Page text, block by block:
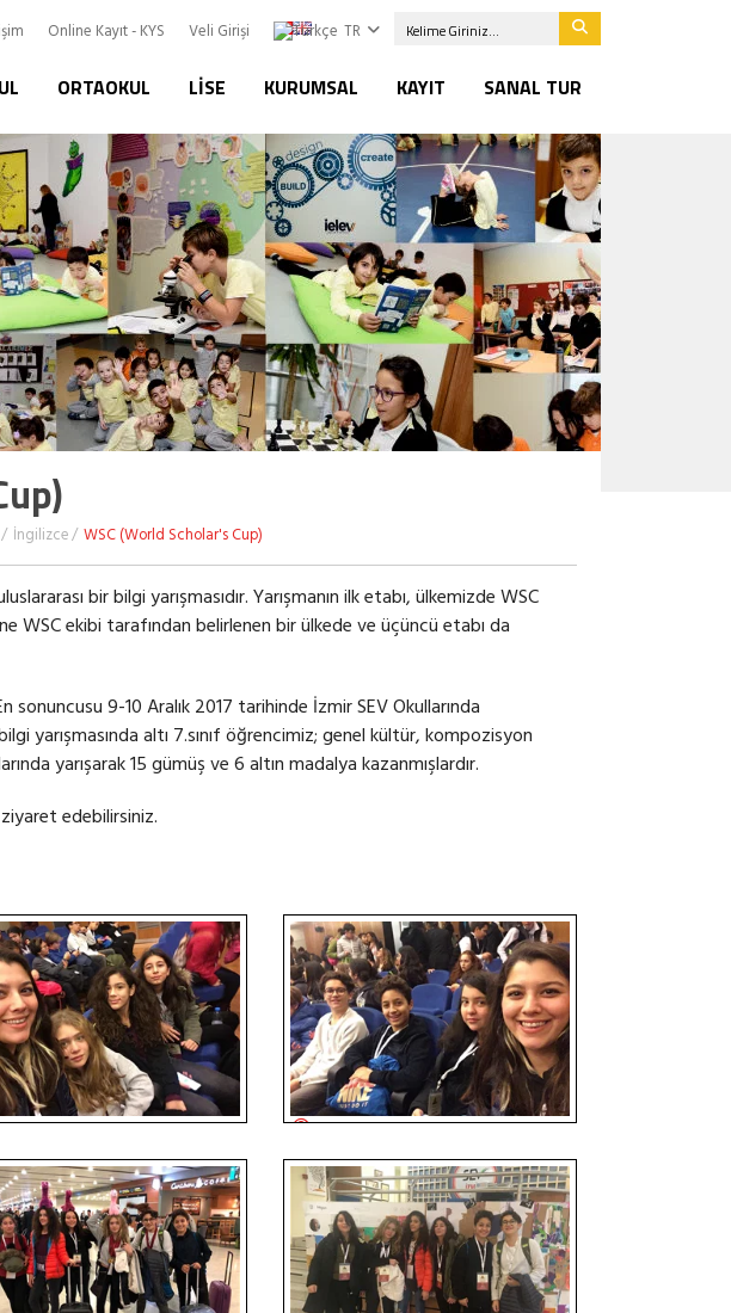
Online Kayıt - KYS Veli Girişi TR
ORTAOKUL LISE KURUMSAL KAYIT SANAL TUR
İngilizce WSC (World Scholar's Cup)
bir bilgi yarışmasıdır. Yarışmanın ilk etabı, ülkemizde WSC
WSC ekibi tarafından belirlenen bir ülkede ve üçüncü etabı da
sonuncusu 9-10 Aralık 2017 tarihinde İzmir SEV Okullarında
yarışmasında altı 7.sınıf öğrencimiz; genel kültür, kompozisyon
yarışarak 15 gümüş ve 6 altın madalya kazanmışlardır.
edebilirsiniz.